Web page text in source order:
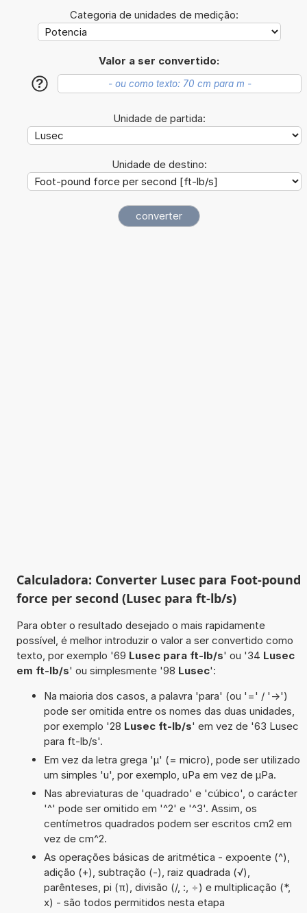
Categoria de unidades de medição:
Valor a ser convertido:
?
Unidade de partida:
Unidade de destino:
Calculadora: Converter Lusec para Foot-pound
force per second (Lusec para ft-lb/s)
Para obter o resultado desejado o mais rapidamente
possível, é melhor introduzir o valor a ser convertido como
texto, por exemplo '69 Lusec para ft-lb/s' ou '34 Lusec
em ft-lb/s' ou simplesmente '98 Lusec':
Na maioria dos casos, a palavra 'para' (ou '=' / '->')
pode ser omitida entre os nomes das duas unidades,
por exemplo '28 Lusec ft-lb/s' em vez de '63 Lusec
para ft-lb/s'.
Em vez da letra grega 'µ' (= micro), pode ser utilizado
um simples 'u', por exemplo, uPa em vez de µPa.
Nas abreviaturas de 'quadrado' e 'cúbico', o carácter
'^' pode ser omitido em '^2' e '^3'. Assim, os
centímetros quadrados podem ser escritos cm2 em
vez de cm^2.
As operações básicas de aritmética - expoente (^),
adição (+), subtração (-), raiz quadrada (√),
parênteses, pi (π), divisão (/, :, ÷) e multiplicação (*,
x) - são todos permitidos nesta etapa